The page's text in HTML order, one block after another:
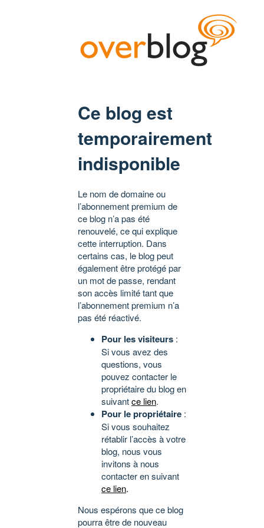
Ce blog est
temporairement
indisponible
Le nom de domaine ou
l’abonnement premium de
ce blog n’a pas été
renouvelé, ce qui explique
cette interruption. Dans
certains cas, le blog peut
également être protégé par
un mot de passe, rendant
son accès limité tant que
l’abonnement premium n’a
pas été réactivé.
Pour les visiteurs :
Si vous avez des
questions, vous
pouvez contacter le
propriétaire du blog en
suivantce lien.
Pour le propriétaire :
Si vous souhaitez
rétablir l’accès à votre
blog, nous vous
invitons à nous
contacter en suivant
ce lien.
Nous espérons que ce blog
pourra être de nouveau